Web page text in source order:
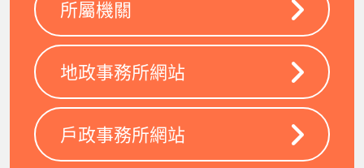
所屬機關
地政事務所網站
戶政事務所網站